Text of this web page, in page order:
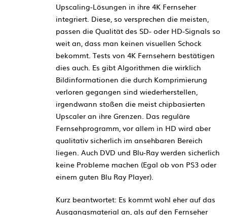
Upscaling-Lösungen in ihre 4K Fernseher
integriert. Diese, so versprechen die meisten,
passen die Qualität des SD- oder HD-Signals so
weit an, dass man keinen visuellen Schock
bekommt. Tests von 4K Fernsehern bestätigen
dies auch. Es gibt Algorithmen die wirklich
Bildinformationen die durch Komprimierung
verloren gegangen sind wiederherstellen,
irgendwann stoßen die meist chipbasierten
Upscaler an ihre Grenzen. Das reguläre
Fernsehprogramm, vor allem in HD wird aber
qualitativ sicherlich im ansehbaren Bereich
liegen. Auch DVD und Blu-Ray werden sicherlich
keine Probleme machen (Egal ob von PS3 oder
einem guten Blu Ray Player).
Kurz beantwortet: Es kommt wohl eher auf das
Ausgangsmaterial an, als auf den Fernseher